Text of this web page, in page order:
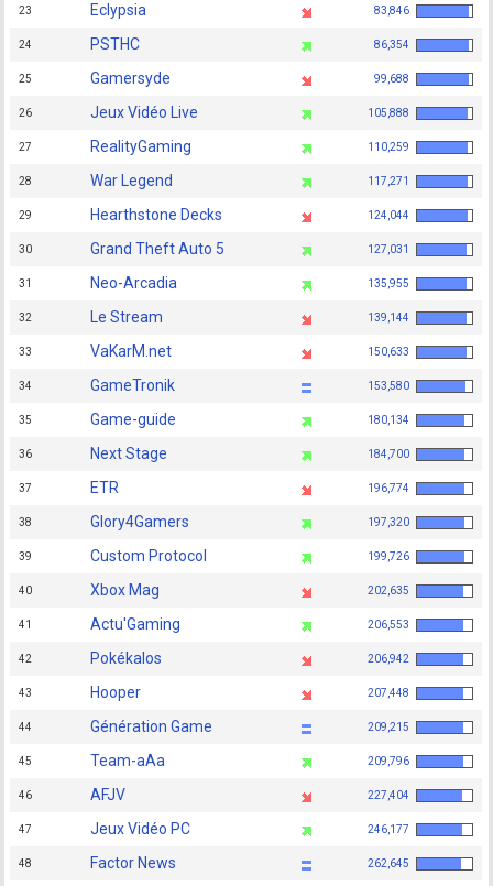
23 Eclypsia 83,846
24 PSTHC 86,354
25 Gamersyde 99,688
26 Jeux Vidéo Live 105,888
27 RealityGaming 110,259
28 War Legend 117,271
29 Hearthstone Decks 124,044
30 Grand Theft Auto 5 127,031
31 Neo-Arcadia 135,955
32 Le Stream 139,144
33 VaKarM.net 150,633
34 GameTronik 153,580
35 Game-guide 180,134
36 Next Stage 184,700
37 ETR 196,774
38 Glory4Gamers 197,320
39 Custom Protocol 199,726
40 Xbox Mag 202,635
41 Actu'Gaming 206,553
42 Pokékalos 206,942
43 Hooper 207,448
44 Génération Game 209,215
45 Team-aAa 209,796
46 AFJV 227,404
47 Jeux Vidéo PC 246,177
48 Factor News 262,645